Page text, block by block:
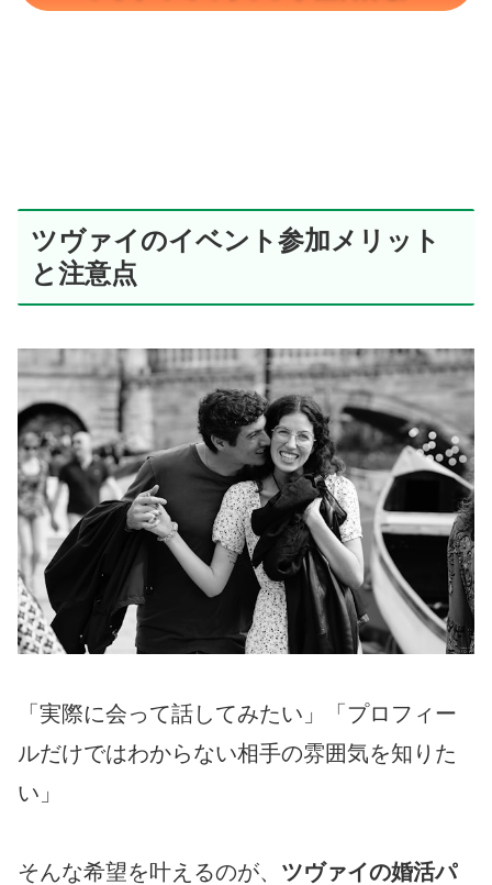
ツヴァイのイベント参加メリット
と注意点
「実際に会って話してみたい」「プロフィー
ルだけではわからない相手の雰囲気を知りた
い」
そんな希望を叶えるのが、 ツヴァイの婚活パ